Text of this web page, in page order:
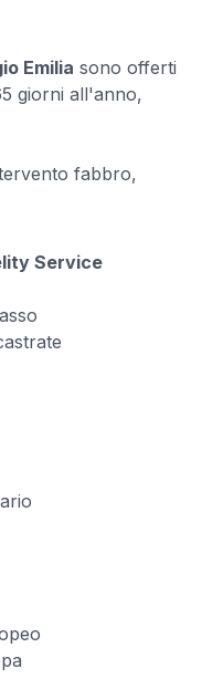
Emilia sono offerti
giorni all'anno,
fabbro,
Service